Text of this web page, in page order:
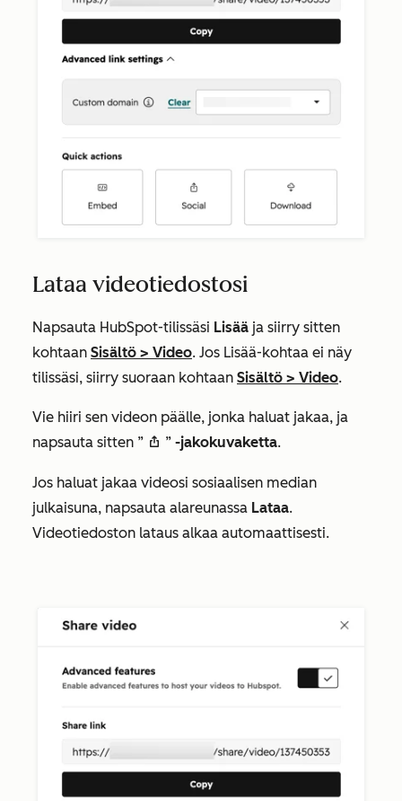
Lataa videotiedostosi
Napsauta HubSpot-tilissäsi Lisää ja siirry sitten
kohtaan Sisältö > Video. Jos Lisää-kohtaa ei näy
tilissäsi, siirry suoraan kohtaan Sisältö > Video.​
Vie hiiri sen videon päälle, jonka haluat jakaa, ja
napsauta sitten ” shareIcon ” -jakokuvaketta.
Jos haluat jakaa videosi sosiaalisen median
julkaisuna, napsauta alareunassa Lataa.
Videotiedoston lataus alkaa automaattisesti.